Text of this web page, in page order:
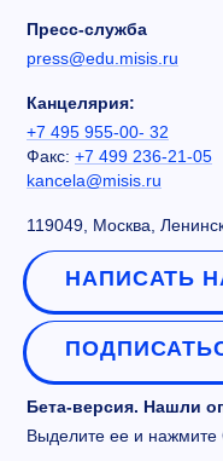
Пресс-служба
press@edu.misis.ru
Канцелярия:
+7 495 955-00- 32
Факс: +7 499 236-21-05
kancela@misis.ru
119049, Москва,
НАПИСАТЬ
Бета-версия. Нашли
Выделите ее и нажмите